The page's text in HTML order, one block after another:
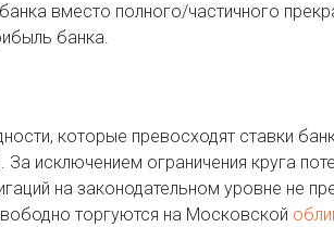
вместо полного/частичного
банка.
которые превосходят ставки
исключением ограничения круга
на законодательном уровне не
торгуются на Московской